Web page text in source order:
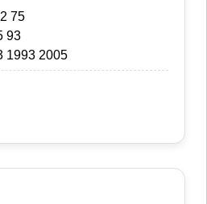
75
93
1993 2005